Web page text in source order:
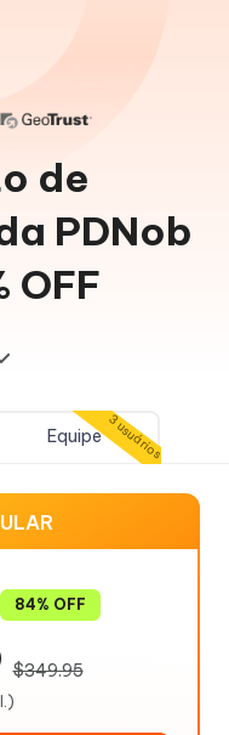
de
PDNob
OFF
Equipe3 usuários
84% OFF
$349.95